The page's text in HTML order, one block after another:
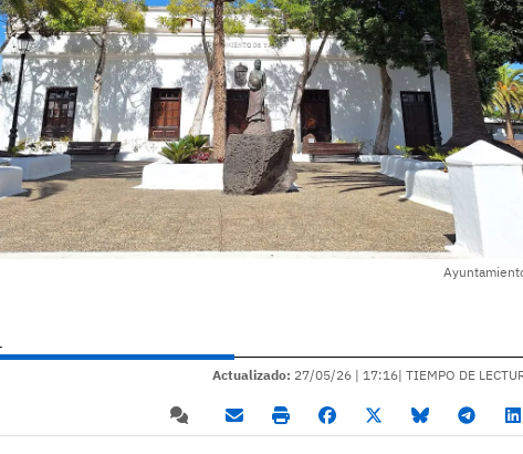
Actualizado: 27/05/26 | 17:16| TIEMPO DE